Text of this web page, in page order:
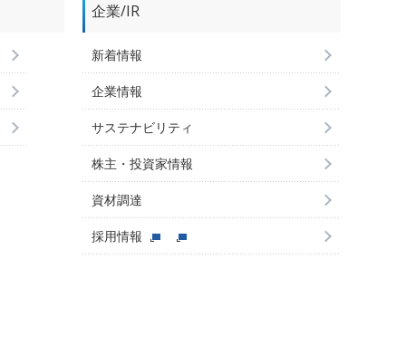
企業/IR
新着情報
企業情報
サステナビリティ
株主・投資家情報
資材調達
採用情報